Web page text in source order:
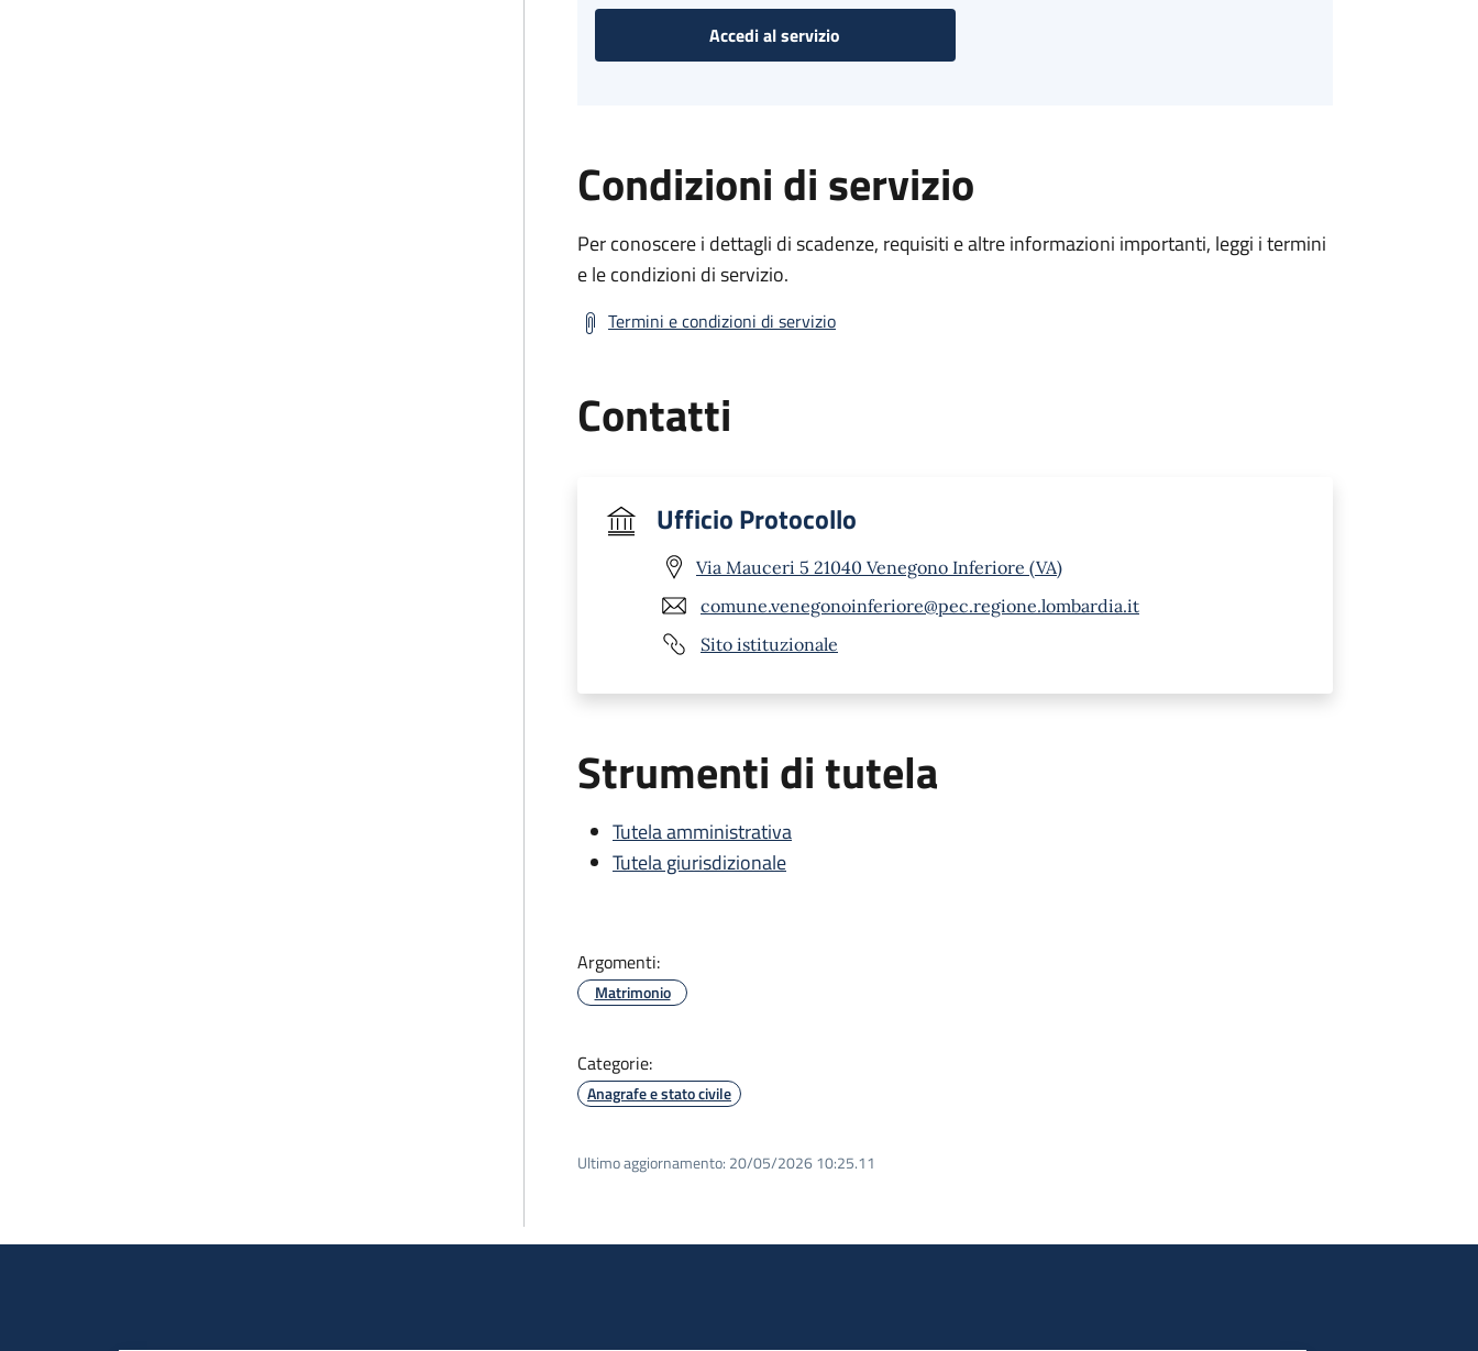
Accedi al servizio
Condizioni di servizio
Per conoscere i dettagli di scadenze, requisiti e altre informazioni importanti, leggi i termini
e le condizioni di servizio.
Termini e condizioni di servizio
Contatti
Ufficio Protocollo
Via Mauceri 5 21040 Venegono Inferiore (VA)
comune.venegonoinferiore@pec.regione.lombardia.it
Sito istituzionale
Strumenti di tutela
Tutela amministrativa
Tutela giurisdizionale
Argomenti:
Matrimonio
Categorie:
Anagrafe e stato civile
Ultimo aggiornamento: 20/05/2026 10:25.11